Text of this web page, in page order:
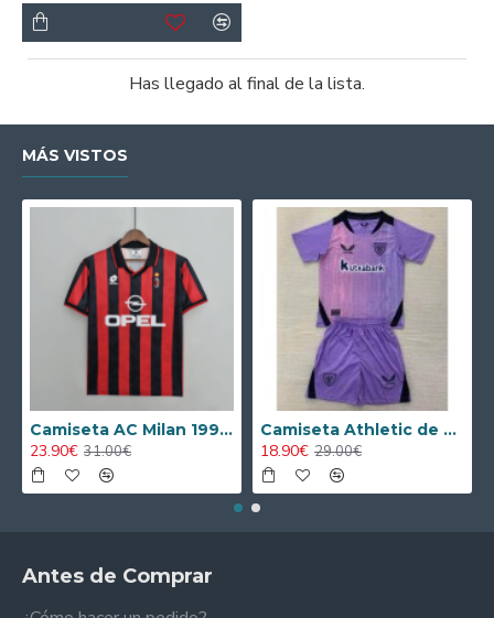
Has llegado al final de la lista.
MÁS VISTOS
Camiseta AC Milan 1995/1996 Local Retro
23.90€ 31.00€
Camiseta Athletic de Bilbao 2024/2025 Alternativo Niño Kit
18.90€ 29.00€
Antes de Comprar